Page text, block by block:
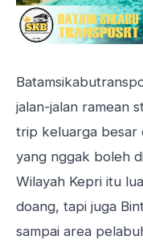
jalan-jalan ramean
trip keluarga besar
yang nggak boleh
Wilayah Kepri itu
doang, tapi juga
sampai area